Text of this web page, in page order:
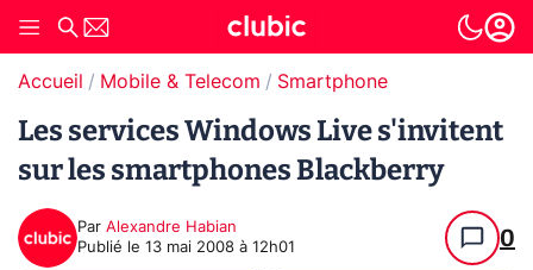
Accueil Mobile & Telecom Smartphone
Les services Windows Live s'invitent
sur les smartphones Blackberry
Par Alexandre Habian
Publié le 13 mai 2008 à 12h01 0